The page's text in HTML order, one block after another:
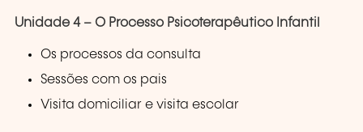
Unidade 4 – O Processo Psicoterapêutico Infantil
Os processos da consulta
Sessões com os pais
Visita domiciliar e visita escolar